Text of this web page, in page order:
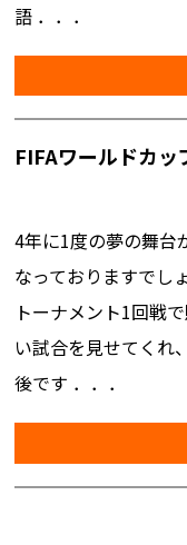
語 ．．．
FIFAワールドカ
4年に1度の夢の舞台
なっておりますでし
トーナメント1回戦
い試合を見せてくれ
後です ．．．